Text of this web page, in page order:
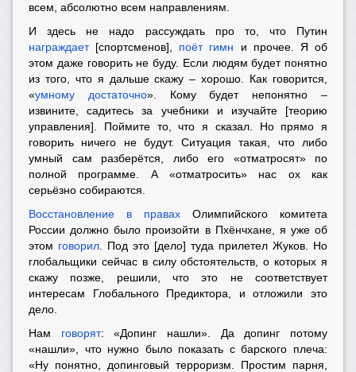
всем, абсолютно всем направлениям.
И здесь не надо рассуждать про то, что Путин
награждает[спортсменов], поёт гимн и прочее. Я об
этом даже говорить не буду. Если людям будет понятно
из того, что я дальше скажу–хорошо. Как говорится,
«умному достаточно». Кому будет непонятно –
извините, садитесь за учебники и изучайте [теорию
управления]. Поймите то, что я сказал. Но прямо я
говорить ничего не будут. Ситуация такая, что либо
умный сам разберётся, либо его «отматросят» по
полной программе. А «отматросить» нас ох как
серьёзно собираются.
Восстановление в правах Олимпийского комитета
России должно было произойти в Пхёнчхане, я уже об
этом говорил . Под это [дело] туда прилетел Жуков. Но
глобальщики сейчас в силу обстоятельств, о которых я
скажу позже, решили, что это не соответствует
интересам Глобального Предиктора, и отложили это
дело.
Нам говорят: «Допинг нашли». Да допинг потому
«нашли», что нужно было показать с барского плеча:
«Ну понятно, допинговый терроризм. Простим парня,